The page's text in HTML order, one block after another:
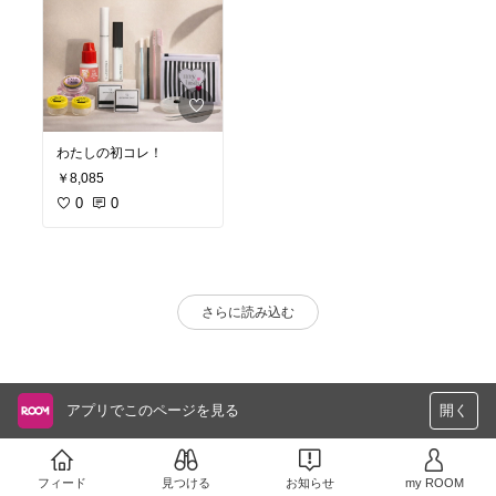
わたしの初コレ！
￥8,085
0 0
さらに読み込む
アプリでこのページを見る 開く
フィード 見つける お知らせ my ROOM